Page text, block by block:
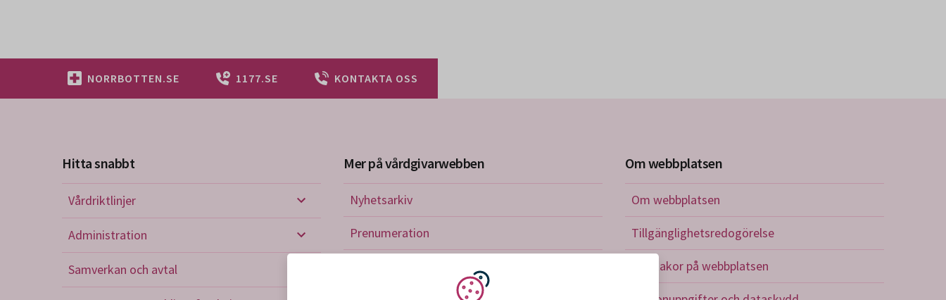
NORRBOTTEN.SE 1177.SE KONTAKTA OSS
Hitta snabbt
Vårdriktlinjer
Vårdriktlinjer
Administration
Samverkan och avtal
Mer på vårdgivarwebben
Nyhetsarkiv
Prenumeration
Om webbplatsen
Om webbplatsen
Tillgänglighetsredogörelse
Om kakor på webbplatsen